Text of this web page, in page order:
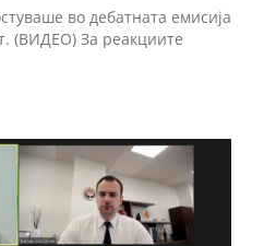
во дебатната емисија
(ВИДЕО) За реакциите